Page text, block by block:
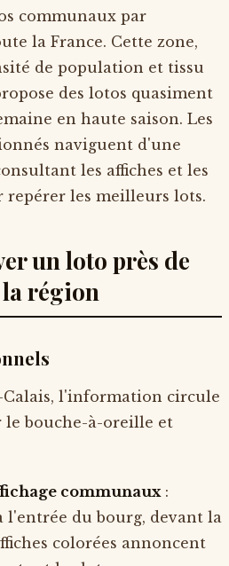
communaux par
la France. Cette zone,
de population et tissu
des lotos quasiment
en haute saison. Les
naviguent d'une
les affiches et les
repérer les meilleurs lots.
un loto près de
la région
Calais, l'information circule
le bouche-à-oreille et
communaux :
l'entrée du bourg, devant la
colorées annoncent